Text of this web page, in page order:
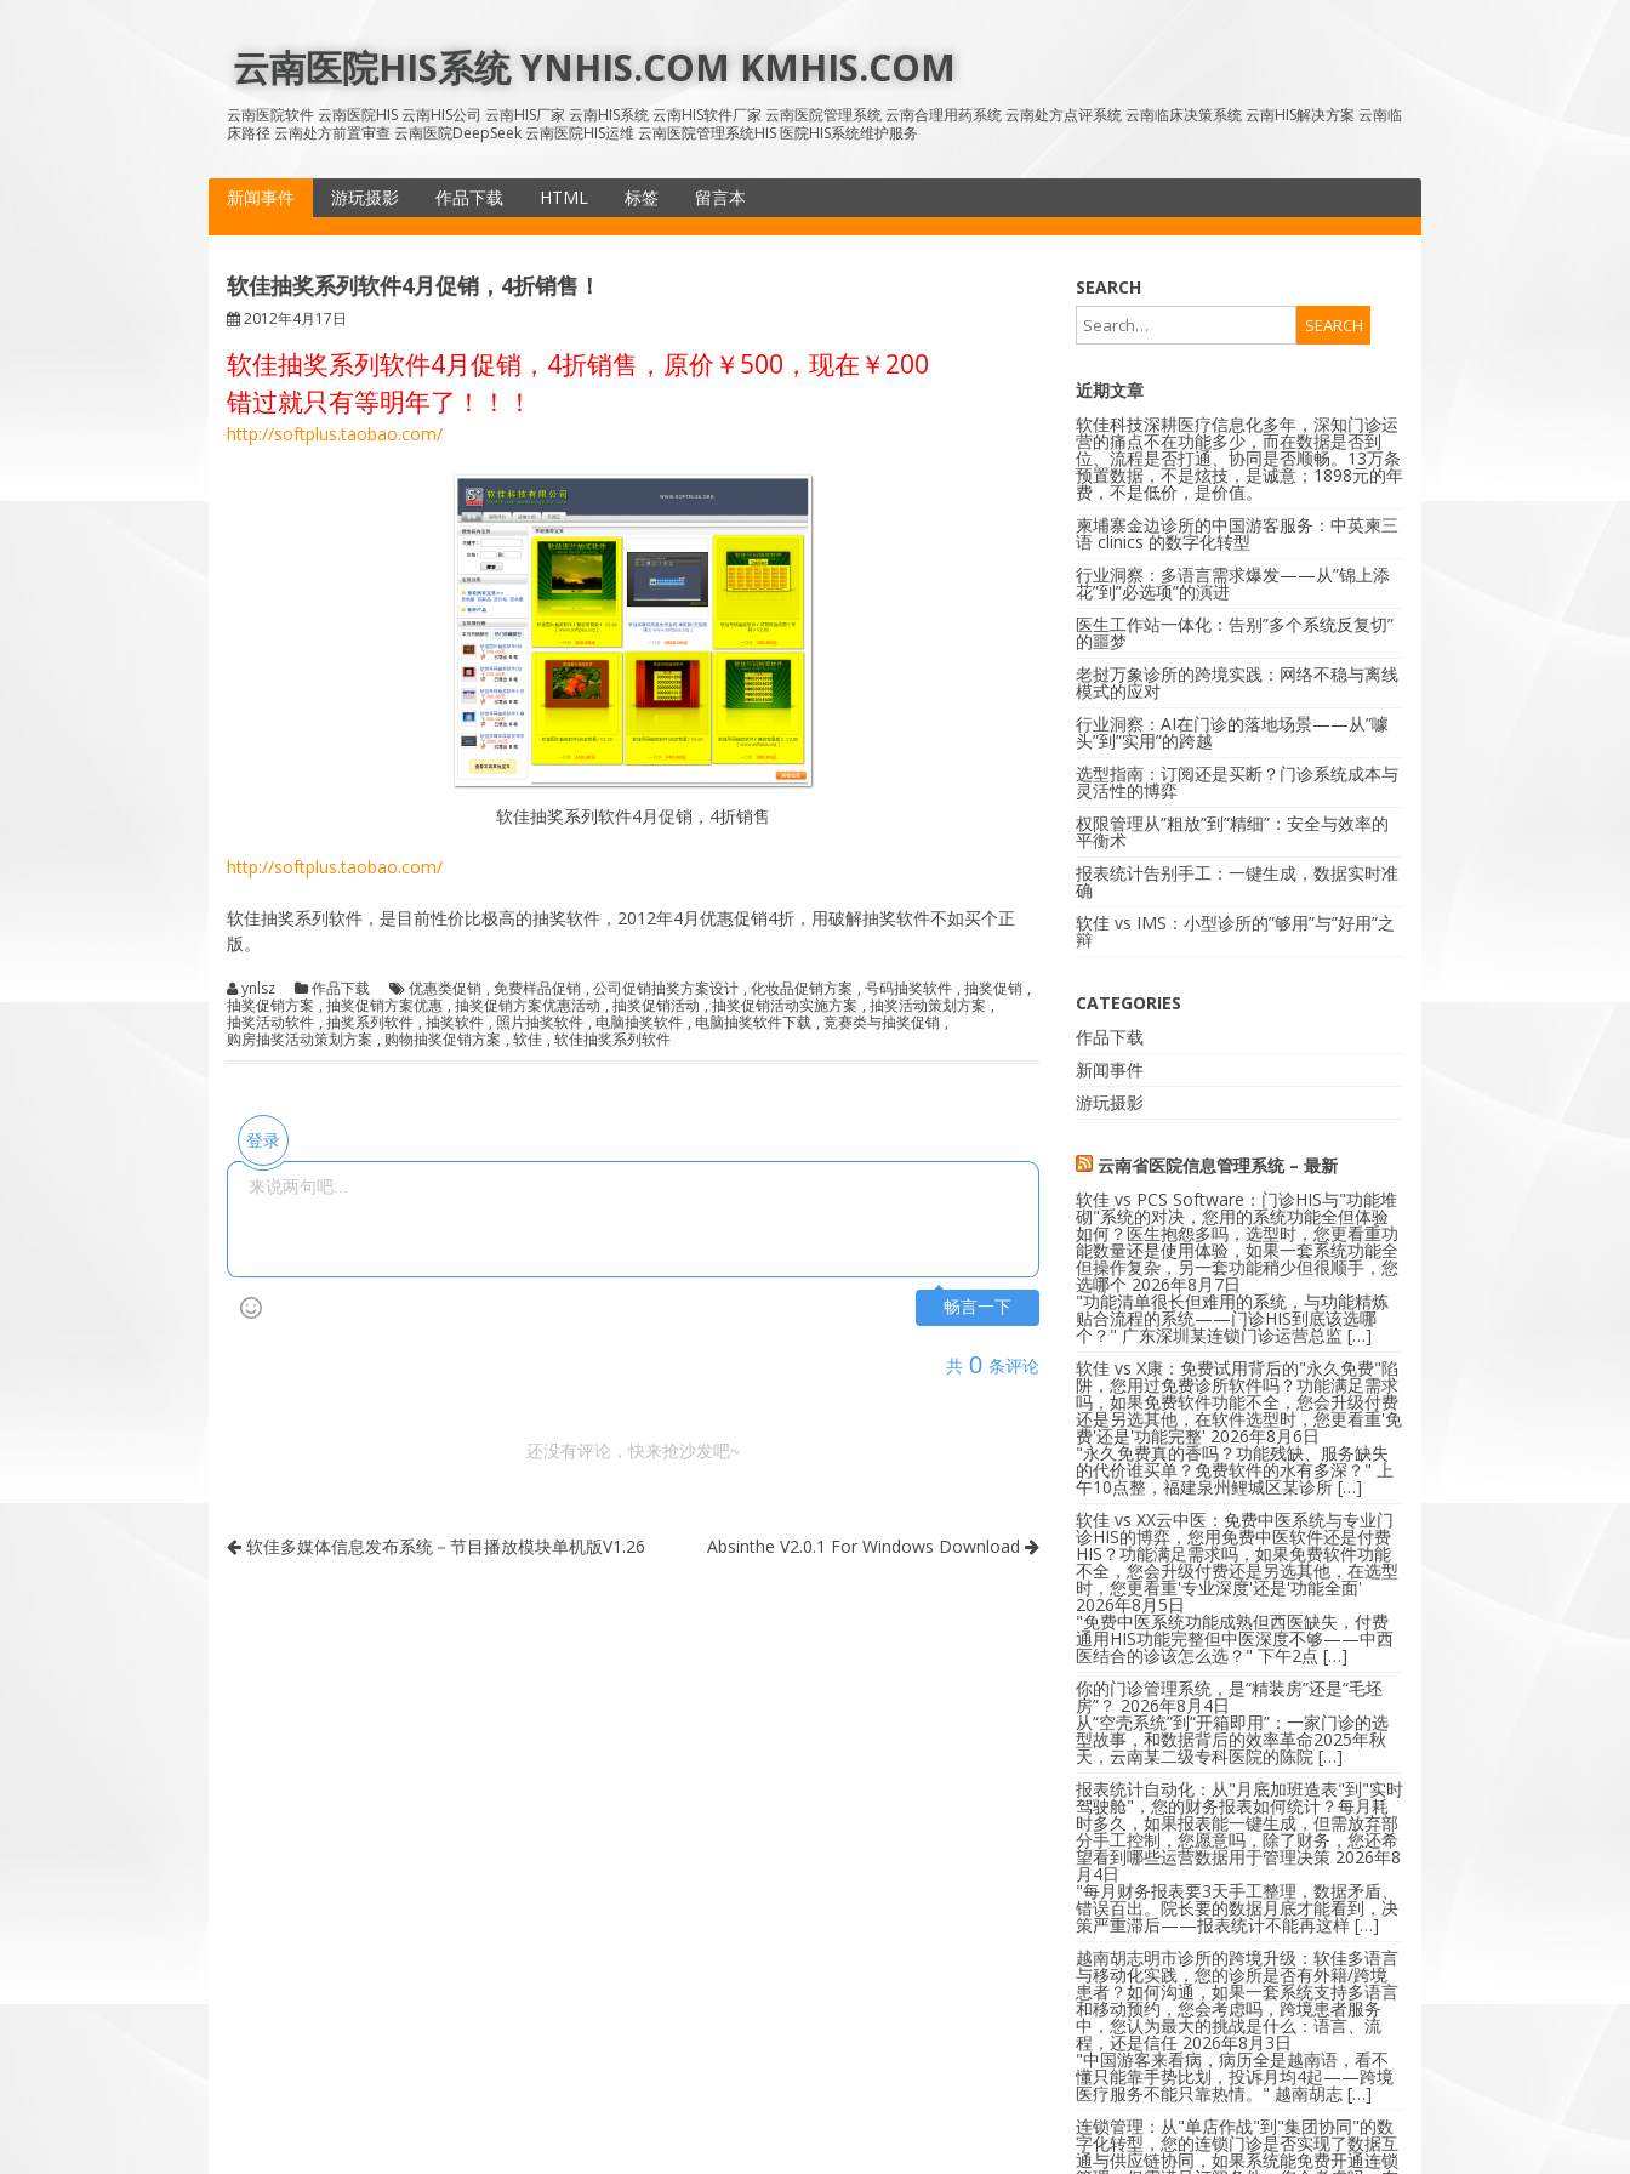
content
云南医院HIS系统 YNHIS.COM KMHIS.COM
云南医院软件 云南医院HIS 云南HIS公司 云南HIS厂家 云南HIS系统 云南HIS软件厂家 云南医院管理系统 云南合理用药系统 云南处方点评系统 云南临床决策系统 云南HIS解决方案 云南临
床路径 云南处方前置审查 云南医院DeepSeek 云南医院HIS运维 云南医院管理系统HIS 医院HIS系统维护服务
新闻事件 游玩摄影 作品下载
HTML
SiteMap
标签 留言本
软佳抽奖系列软件4月促销，4折销售！
2012年4月17日
软佳抽奖系列软件4月促销，4折销售，原价￥500，现在￥200
错过就只有等明年了！！！
http://softplus.taobao.com/
软佳抽奖系列软件4月促销，4折销售
http://softplus.taobao.com/
软佳抽奖系列软件，是目前性价比极高的抽奖软件，2012年4月优惠促销4折，用破解抽奖软件不如买个正
版。
ynlsz 作品下载 优惠类促销 , 免费样品促销 , 公司促销抽奖方案设计 , 化妆品促销方案 , 号码抽奖软件 , 抽奖促销 ,
抽奖促销方案 , 抽奖促销方案优惠 , 抽奖促销方案优惠活动 , 抽奖促销活动 , 抽奖促销活动实施方案 , 抽奖活动策划方案 ,
抽奖活动软件 , 抽奖系列软件 , 抽奖软件 , 照片抽奖软件 , 电脑抽奖软件 , 电脑抽奖软件下载 , 竞赛类与抽奖促销 ,
购房抽奖活动策划方案 , 购物抽奖促销方案 , 软佳 , 软佳抽奖系列软件
登录
畅言一下
共 0 条评论
还没有评论，快来抢沙发吧~
软佳多媒体信息发布系统－节目播放模块单机版V1.26 Absinthe V2.0.1 For Windows Download
SEARCH
近期文章
软佳科技深耕医疗信息化多年，深知门诊运
营的痛点不在功能多少，而在数据是否到
位、流程是否打通、协同是否顺畅。13万条
预置数据，不是炫技，是诚意；1898元的年
费，不是低价，是价值。
柬埔寨金边诊所的中国游客服务：中英柬三
语 clinics 的数字化转型
行业洞察：多语言需求爆发——从”锦上添
花”到”必选项”的演进
医生工作站一体化：告别”多个系统反复切”
的噩梦
老挝万象诊所的跨境实践：网络不稳与离线
模式的应对
行业洞察：AI在门诊的落地场景——从”噱
头”到”实用”的跨越
选型指南：订阅还是买断？门诊系统成本与
灵活性的博弈
权限管理从”粗放”到”精细”：安全与效率的
平衡术
报表统计告别手工：一键生成，数据实时准
确
软佳 vs IMS：小型诊所的”够用”与”好用”之
辩
CATEGORIES
作品下载
新闻事件
游玩摄影
云南省医院信息管理系统 – 最新
软佳 vs PCS Software：门诊HIS与"功能堆
砌"系统的对决，您用的系统功能全但体验
如何？医生抱怨多吗，选型时，您更看重功
能数量还是使用体验，如果一套系统功能全
但操作复杂，另一套功能稍少但很顺手，您
选哪个 2026年8月7日
"功能清单很长但难用的系统，与功能精炼
贴合流程的系统——门诊HIS到底该选哪
个？" 广东深圳某连锁门诊运营总监 […]
软佳 vs X康：免费试用背后的"永久免费"陷
阱，您用过免费诊所软件吗？功能满足需求
吗，如果免费软件功能不全，您会升级付费
还是另选其他，在软件选型时，您更看重'免
费'还是'功能完整' 2026年8月6日
"永久免费真的香吗？功能残缺、服务缺失
的代价谁买单？免费软件的水有多深？" 上
午10点整，福建泉州鲤城区某诊所 […]
软佳 vs XX云中医：免费中医系统与专业门
诊HIS的博弈，您用免费中医软件还是付费
HIS？功能满足需求吗，如果免费软件功能
不全，您会升级付费还是另选其他，在选型
时，您更看重'专业深度'还是'功能全面'
2026年8月5日
"免费中医系统功能成熟但西医缺失，付费
通用HIS功能完整但中医深度不够——中西
医结合的诊该怎么选？" 下午2点 […]
你的门诊管理系统，是“精装房”还是“毛坯
房”？ 2026年8月4日
从“空壳系统”到“开箱即用”：一家门诊的选
型故事，和数据背后的效率革命2025年秋
天，云南某二级专科医院的陈院 […]
报表统计自动化：从"月底加班造表"到"实时
驾驶舱"，您的财务报表如何统计？每月耗
时多久，如果报表能一键生成，但需放弃部
分手工控制，您愿意吗，除了财务，您还希
望看到哪些运营数据用于管理决策 2026年8
月4日
"每月财务报表要3天手工整理，数据矛盾、
错误百出。院长要的数据月底才能看到，决
策严重滞后——报表统计不能再这样 […]
越南胡志明市诊所的跨境升级：软佳多语言
与移动化实践，您的诊所是否有外籍/跨境
患者？如何沟通，如果一套系统支持多语言
和移动预约，您会考虑吗，跨境患者服务
中，您认为最大的挑战是什么：语言、流
程，还是信任 2026年8月3日
"中国游客来看病，病历全是越南语，看不
懂只能靠手势比划，投诉月均4起——跨境
医疗服务不能只靠热情。" 越南胡志 […]
连锁管理：从"单店作战"到"集团协同"的数
字化转型，您的连锁门诊是否实现了数据互
通与供应链协同，如果系统能免费开通连锁